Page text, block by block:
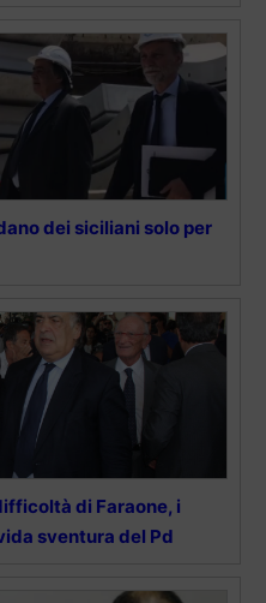
dei siciliani solo per
di Faraone, i
sventura del Pd